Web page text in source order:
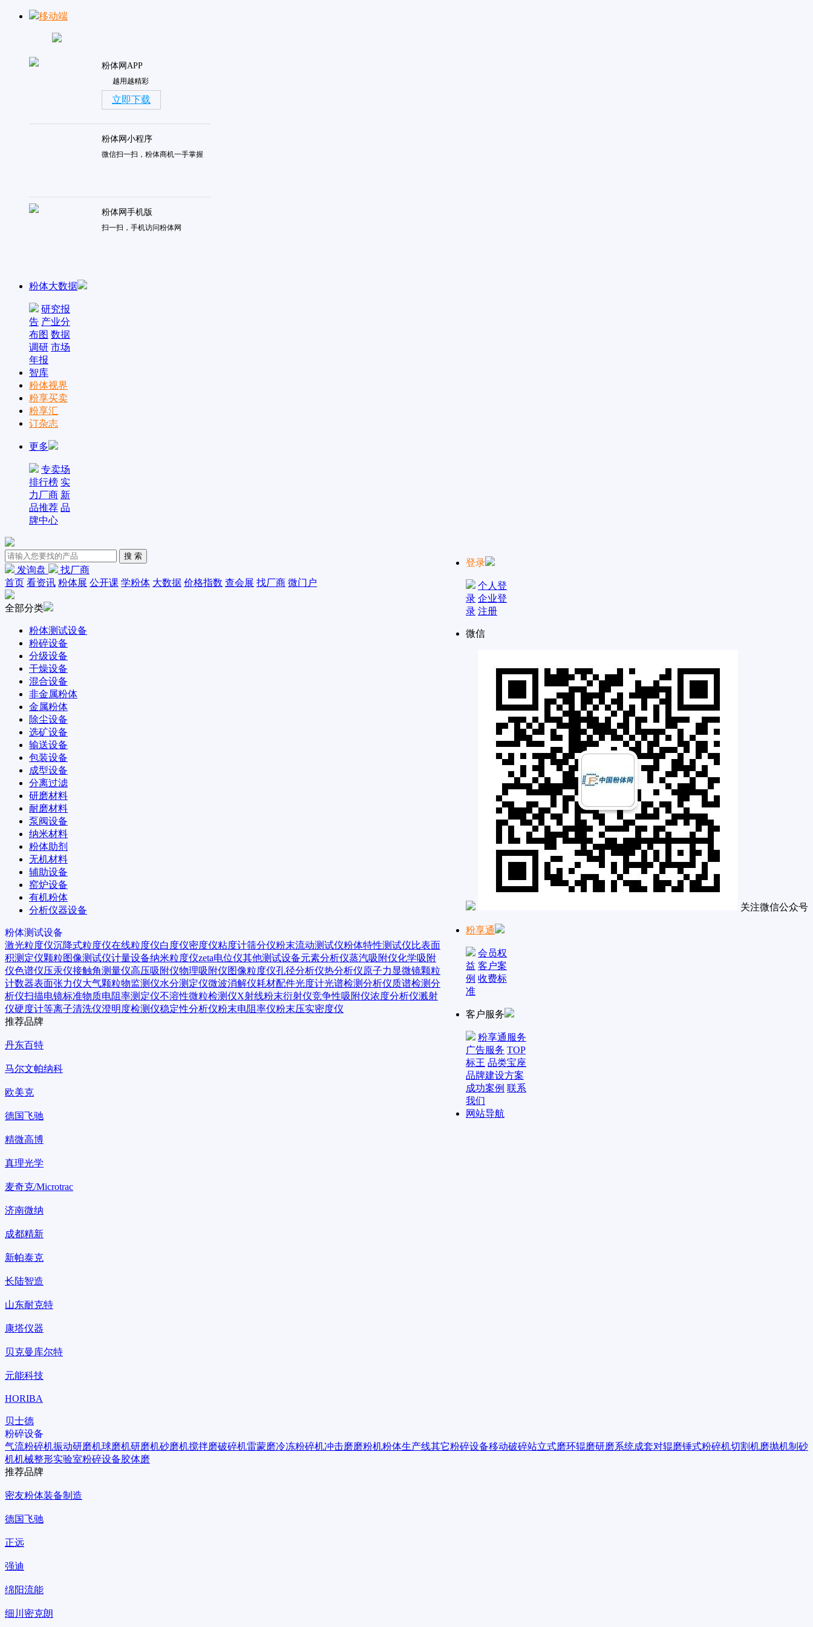
移动端
粉体网APP
越用越精彩
立即下载
粉体网小程序
微信扫一扫，粉体商机一手掌握
粉体网手机版
扫一扫，手机访问粉体网
粉体大数据
研究报
告 产业分
布图 数据
调研 市场
年报
智库
粉体视界
粉享买卖
粉享汇
订杂志
更多
专卖场
排行榜 实
力厂商 新
品推荐 品
牌中心
登录
个人登
录 企业登
录 注册
微信
关注微信公众号
粉享通
会员权
益 客户案
例 收费标
准
客户服务
粉享通服务
广告服务 TOP
标王 品类宝座
品牌建设方案
成功案例 联系
我们
网站导航
发询盘
找厂商
首页 看资讯 粉体展 公开课 学粉体 大数据 价格指数 查会展 找厂商 微门户
全部分类
粉体测试设备
粉碎设备
分级设备
干燥设备
混合设备
非金属粉体
金属粉体
除尘设备
选矿设备
输送设备
包装设备
成型设备
分离过滤
研磨材料
耐磨材料
泵阀设备
纳米材料
粉体助剂
无机材料
辅助设备
窑炉设备
有机粉体
分析仪器设备
粉体测试设备
激光粒度仪沉降式粒度仪在线粒度仪白度仪密度仪粘度计筛分仪粉末流动测试仪粉体特性测试仪比表面
积测定仪颗粒图像测试仪计量设备纳米粒度仪zeta电位仪其他测试设备元素分析仪蒸汽吸附仪化学吸附
仪色谱仪压汞仪接触角测量仪高压吸附仪物理吸附仪图像粒度仪孔径分析仪热分析仪原子力显微镜颗粒
计数器表面张力仪大气颗粒物监测仪水分测定仪微波消解仪耗材配件光度计光谱检测分析仪质谱检测分
析仪扫描电镜标准物质电阻率测定仪不溶性微粒检测仪X射线粉末衍射仪竞争性吸附仪浓度分析仪溅射
仪硬度计等离子清洗仪澄明度检测仪稳定性分析仪粉末电阻率仪粉末压实密度仪
推荐品牌
丹东百特
马尔文帕纳科
欧美克
德国飞驰
精微高博
真理光学
麦奇克/Microtrac
济南微纳
成都精新
新帕泰克
长陆智造
山东耐克特
康塔仪器
贝克曼库尔特
元能科技
HORIBA
贝士德
粉碎设备
气流粉碎机振动研磨机球磨机研磨机砂磨机搅拌磨破碎机雷蒙磨冷冻粉碎机冲击磨磨粉机粉体生产线其它粉碎设备移动破碎站立式磨环辊磨研磨系统成套对辊磨锤式粉碎机切割机磨抛机制砂
机机械整形实验室粉碎设备胶体磨
推荐品牌
密友粉体装备制造
德国飞驰
正远
强迪
绵阳流能
细川密克朗